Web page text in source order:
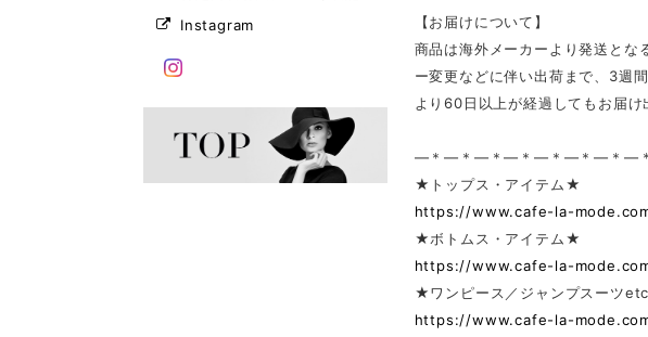
Instagram
【お届けについて】
商品は海外メーカーより発送とな
ー変更などに伴い出荷まで、3週
より60日以上が経過してもお届け
—＊—＊—＊—＊—＊—＊—＊—
★トップス・アイテム★
https://www.cafe-la-
★ボトムス・アイテム★
https://www.cafe-la-
★ワンピース／ジャンプスーツ
https://www.cafe-la-